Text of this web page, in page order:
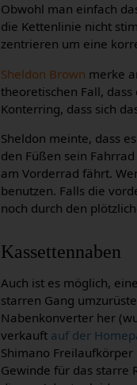
Obwohl man einfach
die Kettenlinie nicht
zentrieren um eine
Sheldon Brown merke
theoretischen Fall, dass
Konterring, dass sich
Sheldon meinte, dass
den Füßen sein
am Vorderrad fährt.
benutzen. Falls die
noch durch den
Kassettennaben
Auch ist es möglich,
starren Gang
Nabenkonverter her
verkauft auf der
Shimano
Gewinde für das starre